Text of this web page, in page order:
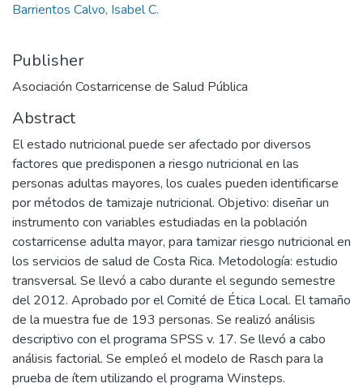
Barrientos Calvo, Isabel C.
Publisher
Asociación Costarricense de Salud Pública
Abstract
El estado nutricional puede ser afectado por diversos
factores que predisponen a riesgo nutricional en las
personas adultas mayores, los cuales pueden identificarse
por métodos de tamizaje nutricional. Objetivo: diseñar un
instrumento con variables estudiadas en la población
costarricense adulta mayor, para tamizar riesgo nutricional en
los servicios de salud de Costa Rica. Metodología: estudio
transversal. Se llevó a cabo durante el segundo semestre
del 2012. Aprobado por el Comité de Ética Local. El tamaño
de la muestra fue de 193 personas. Se realizó análisis
descriptivo con el programa SPSS v. 17. Se llevó a cabo
análisis factorial. Se empleó el modelo de Rasch para la
prueba de ítem utilizando el programa Winsteps.